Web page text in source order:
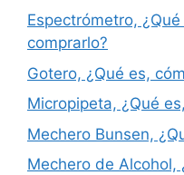
Espectrómetro,
comprarlo?
Gotero, ¿Qué es,
Micropipeta, ¿Qué
Mechero Bunsen,
Mechero de Alcohol,